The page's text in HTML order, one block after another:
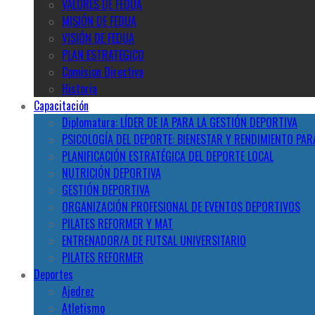
VALORES DE FEDUA
MISIÓN DE FEDUA
VISIÓN DE FEDUA
PLAN ESTRATEGICO
Comision Directiva
Historia
Capacitación
Diplomatura: LÍDER DE IA PARA LA GESTIÓN DEPORTIVA
PSICOLOGÍA DEL DEPORTE: BIENESTAR Y RENDIMIENTO
PLANIFICACIÓN ESTRATÉGICA DEL DEPORTE LOCAL
NUTRICIÓN DEPORTIVA
GESTIÓN DEPORTIVA
ORGANIZACIÓN PROFESIONAL DE EVENTOS DEPORTIVOS
PILATES REFORMER Y MAT
ENTRENADOR/A DE FUTSAL UNIVERSITARIO
PILATES REFORMER
Deportes
Ajedrez
Atletismo